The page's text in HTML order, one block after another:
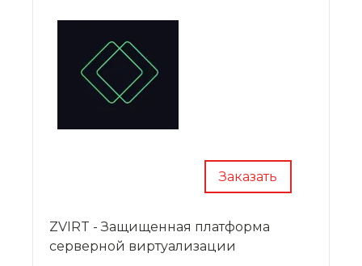
Заказать
ZVIRT - Защищенная платформа
серверной виртуализации